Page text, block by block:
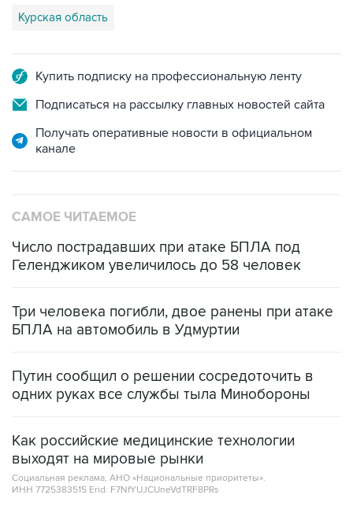
Курская область
Купить подписку на профессиональную ленту
Подписаться на рассылку главных новостей сайта
Получать оперативные новости в официальном
канале
САМОЕ ЧИТАЕМОЕ
Число пострадавших при атаке БПЛА под
Геленджиком увеличилось до 58 человек
Три человека погибли, двое ранены при атаке
БПЛА на автомобиль в Удмуртии
Путин сообщил о решении сосредоточить в
одних руках все службы тыла Минобороны
Как российские медицинские технологии
выходят на мировые рынки
Социальная реклама, АНО «Национальные приоритеты».
ИНН 7725383515 Erid: F7NfYUJCUneVdTRF8PRs